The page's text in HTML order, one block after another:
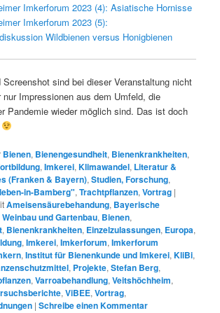
Imkerforum 2023 (4): Asiatische Hornisse
Imkerforum 2023 (5):
Wildbienen versus Honigbienen
Screenshot sind bei dieser Veranstaltung nicht
nur Impressionen aus dem Umfeld, die
Pandemie wieder möglich sind. Das ist doch
Bienen, Bienengesundheit, Bienenkrankheiten,
,Imkerei,Klimawandel, Literatur &
(Franken & Bayern),Studien, Forschung,
in-Bamberg",Trachtpflanzen,Vortrag |
Ameisensäurebehandung, Bayerische
und Gartenbau, Bienen,
, Bienenkrankheiten, Einzelzulassungen, Europa,
,Imkerei,Imkerforum,Imkerforum
,Institut für Bienenkunde und Imkerei,KliBi,
, Projekte,Stefan Berg,
,Varroabehandlung,Veitshöchheim,
,ViBEE,Vortrag,
|Schreibe einen Kommentar